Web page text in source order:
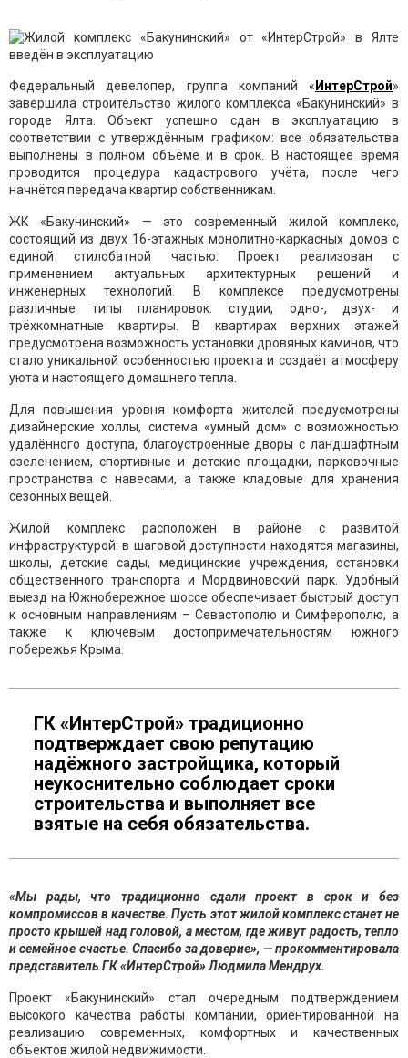
Федеральный девелопер, группа компаний « ИнтерСтрой»
завершила строительство жилого комплекса «Бакунинский» в
городе Ялта. Объект успешно сдан в эксплуатацию в
соответствии с утверждённым графиком: все обязательства
выполнены в полном объёме и в срок. В настоящее время
проводится процедура кадастрового учёта, после чего
начнётся передача квартир собственникам.
ЖК «Бакунинский» — это современный жилой комплекс,
состоящий из двух 16-этажных монолитно-каркасных домов с
единой стилобатной частью. Проект реализован с
применением актуальных архитектурных решений и
инженерных технологий. В комплексе предусмотрены
различные типы планировок: студии, одно-, двух- и
трёхкомнатные квартиры. В квартирах верхних этажей
предусмотрена возможность установки дровяных каминов, что
стало уникальной особенностью проекта и создаёт атмосферу
уюта и настоящего домашнего тепла.
Для повышения уровня комфорта жителей предусмотрены
дизайнерские холлы, система «умный дом» с возможностью
удалённого доступа, благоустроенные дворы с ландшафтным
озеленением, спортивные и детские площадки, парковочные
пространства с навесами, а также кладовые для хранения
сезонных вещей.
Жилой комплекс расположен в районе с развитой
инфраструктурой: в шаговой доступности находятся магазины,
школы, детские сады, медицинские учреждения, остановки
общественного транспорта и Мордвиновский парк. Удобный
выезд на Южнобережное шоссе обеспечивает быстрый доступ
к основным направлениям – Севастополю и Симферополю, а
также к ключевым достопримечательностям южного
побережья Крыма.
ГК «ИнтерСтрой» традиционно
подтверждает свою репутацию
надёжного застройщика, который
неукоснительно соблюдает сроки
строительства и выполняет все
взятые на себя обязательства.
«Мы рады, что традиционно сдали проект в срок и без
компромиссов в качестве. Пусть этот жилой комплекс станет не
просто крышей над головой, а местом, где живут радость, тепло
и семейное счастье. Спасибо за доверие», — прокомментировала
представитель ГК «ИнтерСтрой» Людмила Мендрух.
Проект «Бакунинский» стал очередным подтверждением
высокого качества работы компании, ориентированной на
реализацию современных, комфортных и качественных
объектов жилой недвижимости.